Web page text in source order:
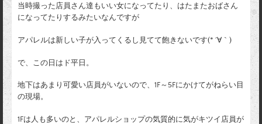
当時撮った店員さん達もいい女になってたり、はたまたおばさん
になってたりするみたいなんですが
アパレルは新しい子が入ってくるし見てて飽きないです(* ´∀｀)
で、この日はド平日。
地下はあまり可愛い店員がいないので、1F～5Fにかけてがねらい目
の現場。
1Fは人も多いのと、アパレルショップの気質的に気がキツイ店員が